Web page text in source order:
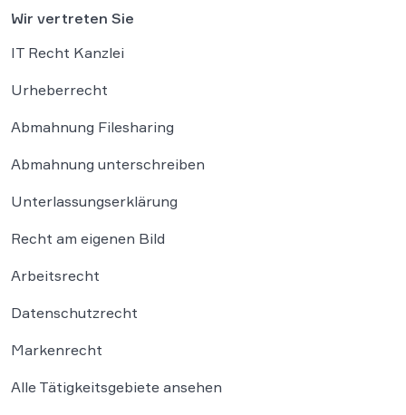
Wir vertreten Sie
IT Recht Kanzlei
Urheberrecht
Abmahnung Filesharing
Abmahnung unterschreiben
Unterlassungserklärung
Recht am eigenen Bild
Arbeitsrecht
Datenschutzrecht
Markenrecht
Alle Tätigkeitsgebiete ansehen